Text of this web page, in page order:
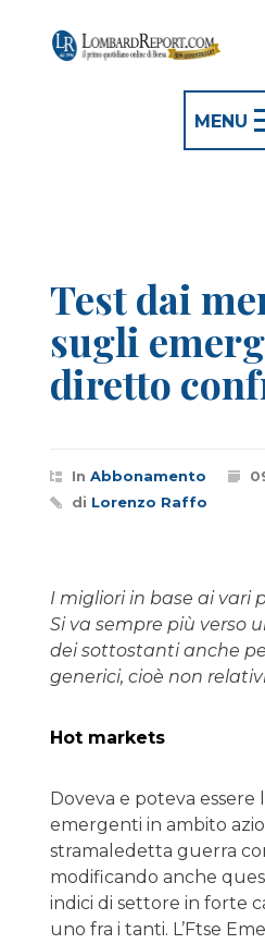
MENU
Test dai
sugli
diretto
In Abbonamento
di Lorenzo Raffo
I migliori in base ai vari
Si va sempre più verso
dei sottostanti anche
generici, cioè non
Hot markets
Doveva e poteva essere
emergenti in ambito
stramaledetta guerra
modificando anche
indici di settore in forte
uno fra i tanti. L’Ftse